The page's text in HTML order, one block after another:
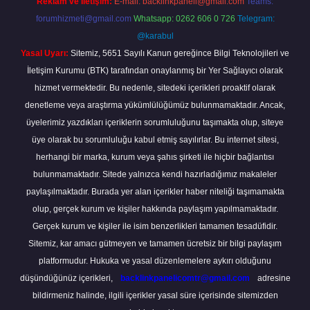
forumhizmeti@gmail.com Whatsapp: 0262 606 0 726 Telegram:
@karabul
Yasal Uyarı: Sitemiz, 5651 Sayılı Kanun gereğince Bilgi Teknolojileri ve
İletişim Kurumu (BTK) tarafından onaylanmış bir Yer Sağlayıcı olarak
hizmet vermektedir. Bu nedenle, sitedeki içerikleri proaktif olarak
denetleme veya araştırma yükümlülüğümüz bulunmamaktadır. Ancak,
üyelerimiz yazdıkları içeriklerin sorumluluğunu taşımakta olup, siteye
üye olarak bu sorumluluğu kabul etmiş sayılırlar. Bu internet sitesi,
herhangi bir marka, kurum veya şahıs şirketi ile hiçbir bağlantısı
bulunmamaktadır. Sitede yalnızca kendi hazırladığımız makaleler
paylaşılmaktadır. Burada yer alan içerikler haber niteliği taşımamakta
olup, gerçek kurum ve kişiler hakkında paylaşım yapılmamaktadır.
Gerçek kurum ve kişiler ile isim benzerlikleri tamamen tesadüfidir.
Sitemiz, kar amacı gütmeyen ve tamamen ücretsiz bir bilgi paylaşım
platformudur. Hukuka ve yasal düzenlemelere aykırı olduğunu
düşündüğünüz içerikleri,
backlinkpanelicomtr@gmail.com
adresine
bildirmeniz halinde, ilgili içerikler yasal süre içerisinde sitemizden